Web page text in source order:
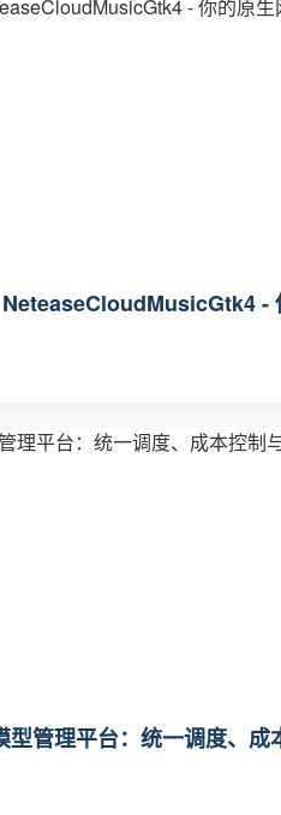
-
管理平台：统一调度、成